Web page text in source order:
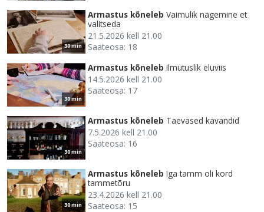
30 min
Armastus kõneleb Vaimulik nägemine et
valitseda
21.5.2026 kell 21.00
Saateosa: 18
30 min
Armastus kõneleb Ilmutuslik eluviis
14.5.2026 kell 21.00
Saateosa: 17
30 min
Armastus kõneleb Taevased kavandid
7.5.2026 kell 21.00
Saateosa: 16
30 min
Armastus kõneleb Iga tamm oli kord
tammetõru
23.4.2026 kell 21.00
Saateosa: 15